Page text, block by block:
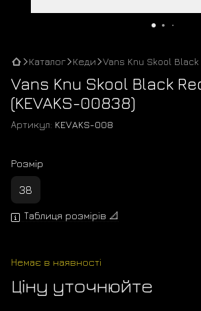
Каталог Кеди Vans Knu Skool Black
Vans Knu Skool Black
(KEVAKS-00838)
Артикул: KEVAKS-008
Розмір
38
Таблиця розмірів 📐
Немає в наявності
Ціну уточнюйте